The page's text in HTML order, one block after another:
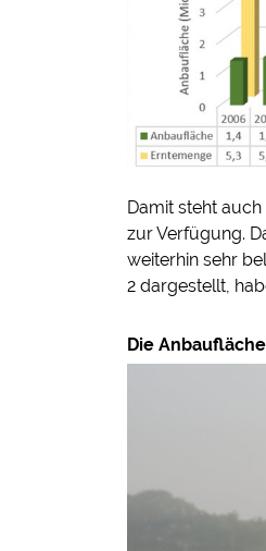
Damit steht
zur Verfügung.
weiterhin sehr
2 dargestellt,
Die